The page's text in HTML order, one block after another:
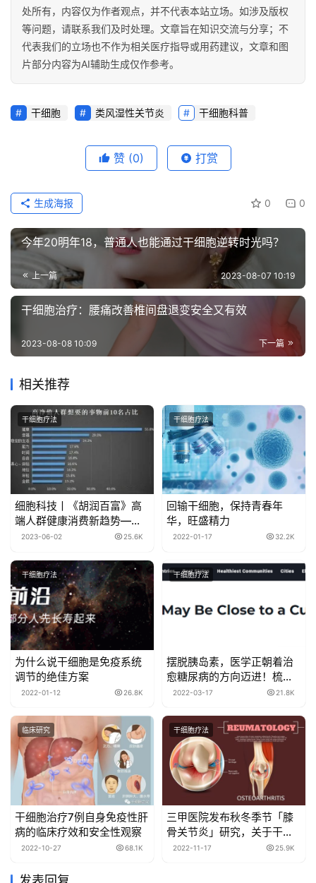
处所有，内容仅为作者观点，并不代表本站立场。如涉及版权
等问题，请联系我们及时处理。文章旨在知识交流与分享；不
代表我们的立场也不作为相关医疗指导或用药建议，文章和图
片部分内容为AI辅助生成仅作参考。
干细胞 类风湿性关节炎 干细胞科普
赞 (0) 打赏
0 0
生成海报
今年20明年18，普通人也能通过干细胞逆转时光吗？
上一篇 2023-08-07 10:19
​干细胞治疗：腰痛改善椎间盘退变安全又有效
下一篇
2023-08-08 10:09
相关推荐
干细胞疗法
细胞科技丨《胡润百富》高
端人群健康消费新趋势—免
疫细胞抗衰排首位！
2023-06-02 25.6K
干细胞疗法
回输干细胞，保持青春年
华，旺盛精力
2022-01-17 32.2K
干细胞疗法
为什么说干细胞是免疫系统
调节的绝佳方案
2022-01-12 26.8K
干细胞疗法
摆脱胰岛素，医学正朝着治
愈糖尿病的方向迈进！梳理
典型干细胞疗法的现状与将
2022-03-17 21.8K
临床研究
干细胞治疗7例自身免疫性肝
病的临床疗效和安全性观察
2022-10-27 68.1K
干细胞疗法
三甲医院发布秋冬季节「膝
骨关节炎」研究，关于干细
胞，这一关键点值得注意！
2022-11-17 25.9K